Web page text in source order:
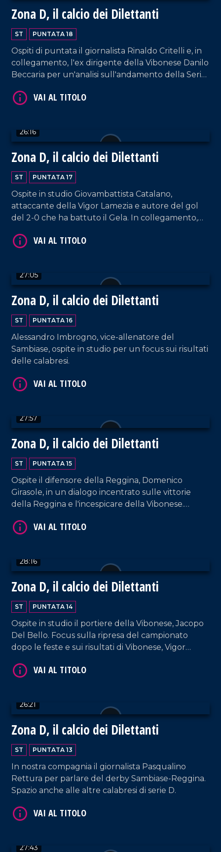
Zona D, il calcio dei Dilettanti
ST PUNTATA 18
Ospiti di puntata il giornalista Rinaldo Critelli e, in
collegamento, l'ex dirigente della Vibonese Danilo
Beccaria per un'analisi sull'andamento della Serie
26:16
Zona D, il calcio dei Dilettanti
ST PUNTATA 17
Ospite in studio Giovambattista Catalano,
attaccante della Vigor Lamezia e autore del gol
del 2-0 che ha battuto il Gela. In collegamento,
focus è sempre incentrato sulle squadre di serie
27:05
Zona D, il calcio dei Dilettanti
ST PUNTATA 16
Alessandro Imbrogno, vice-allenatore del
Sambiase, ospite in studio per un focus sui risultati
delle calabresi.
27:57
Zona D, il calcio dei Dilettanti
ST PUNTATA 15
Ospite il difensore della Reggina, Domenico
Girasole, in un dialogo incentrato sulle vittorie
della Reggina e l'incespicare della Vibonese.
della sconfitta della Vigor Lamezia contro il
28:16
Zona D, il calcio dei Dilettanti
ST PUNTATA 14
Ospite in studio il portiere della Vibonese, Jacopo
Del Bello. Focus sulla ripresa del campionato
dopo le feste e sui risultati di Vibonese, Vigor
26:21
Zona D, il calcio dei Dilettanti
ST PUNTATA 13
In nostra compagnia il giornalista Pasqualino
Rettura per parlare del derby Sambiase-Reggina.
Spazio anche alle altre calabresi di serie D.
VAI AL TITOLO
27:43
VAI AL TITOLO
VAI AL TITOLO
VAI AL TITOLO
VAI AL TITOLO
VAI AL TITOLO
VAI AL TITOLO
VAI AL TITOLO